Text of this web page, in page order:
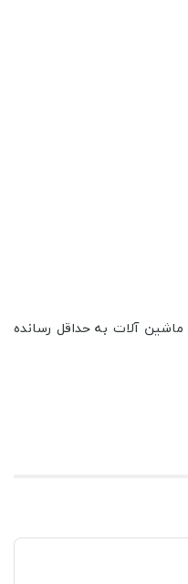
آلات به حداقل رسانده